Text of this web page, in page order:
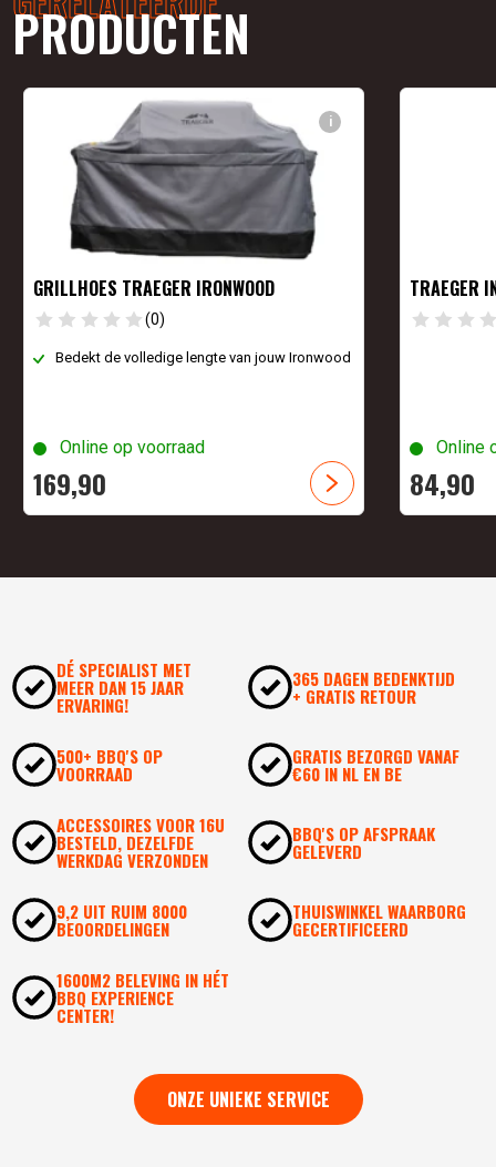
PRODUCTEN
i
GRILLHOES TRAEGER IRONWOOD
(0)
Bedekt de volledige lengte van jouw Ironwood
Online op voorraad
169,90
TRAEGER
Online
84,90
DÉ SPECIALIST MET
MEER DAN 15 JAAR
ERVARING!
365 DAGEN BEDENKTIJD
+ GRATIS RETOUR
500+ BBQ'S OP
VOORRAAD
GRATIS BEZORGD VANAF
€60 IN NL EN BE
ACCESSOIRES VOOR 16U
BESTELD, DEZELFDE
WERKDAG VERZONDEN
BBQ'S OP AFSPRAAK
GELEVERD
9,2 UIT RUIM 8000
BEOORDELINGEN
THUISWINKEL WAARBORG
GECERTIFICEERD
1600M2 BELEVING IN HÉT
BBQ EXPERIENCE
CENTER!
ONZE UNIEKE SERVICE